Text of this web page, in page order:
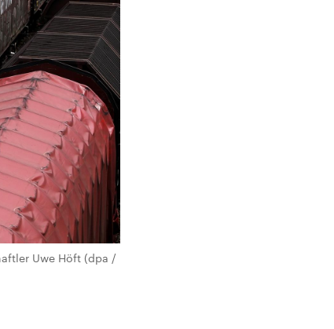
Uwe Höft (dpa /